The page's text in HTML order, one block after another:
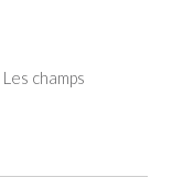
Les champs